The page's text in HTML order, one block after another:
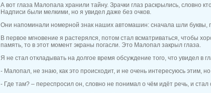
А вот глаза Малопала хранили тайну. Зрачки глаз раскрылись, словно
Надписи были мелкими, но я увидел даже без очков.
Они напоминали номерной знак наших автомашин: сначала шли буквы,
В первое мгновение я растерялся, потом стал всматриваться, чтобы
память, то в этот момент экраны погасли. Это Малопал закрыл глаза.
Я не стал откладывать на долгое время обсуждение того, что увидел
- Малопал, не знаю, как это происходит, и не очень интересуюсь этим,
- Где там? – переспросил он, словно не понимал о чём идёт речь, и стал